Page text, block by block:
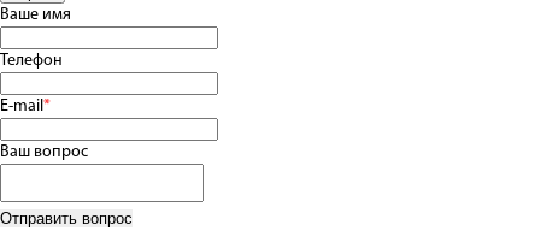
Ваше имя
Телефон
E-mail*
Ваш вопрос